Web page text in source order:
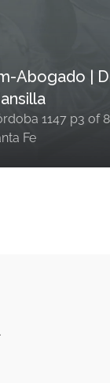
Abogado |
1147 p3 of
Fe